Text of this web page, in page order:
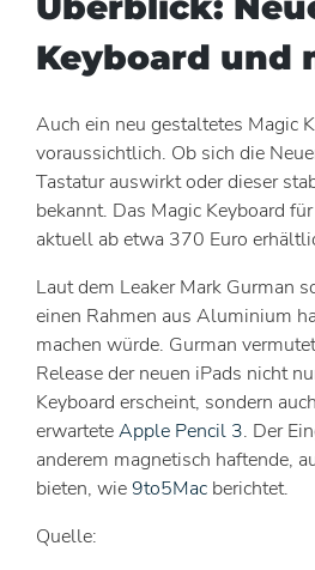
Keyboard und
Auch ein neu gestaltetes Magic
voraussichtlich. Ob sich die
Tastatur auswirkt oder dieser
bekannt. Das Magic Keyboard
aktuell ab etwa 370 Euro
Laut dem Leaker Mark Gurman
einen Rahmen aus Aluminium
machen würde. Gurman
Release der neuen iPads nicht
Keyboard erscheint, sondern
erwarteteApple Pencil 3. Der
anderem magnetisch haftende,
bieten, wie 9to5Mac berichtet.
Quelle: